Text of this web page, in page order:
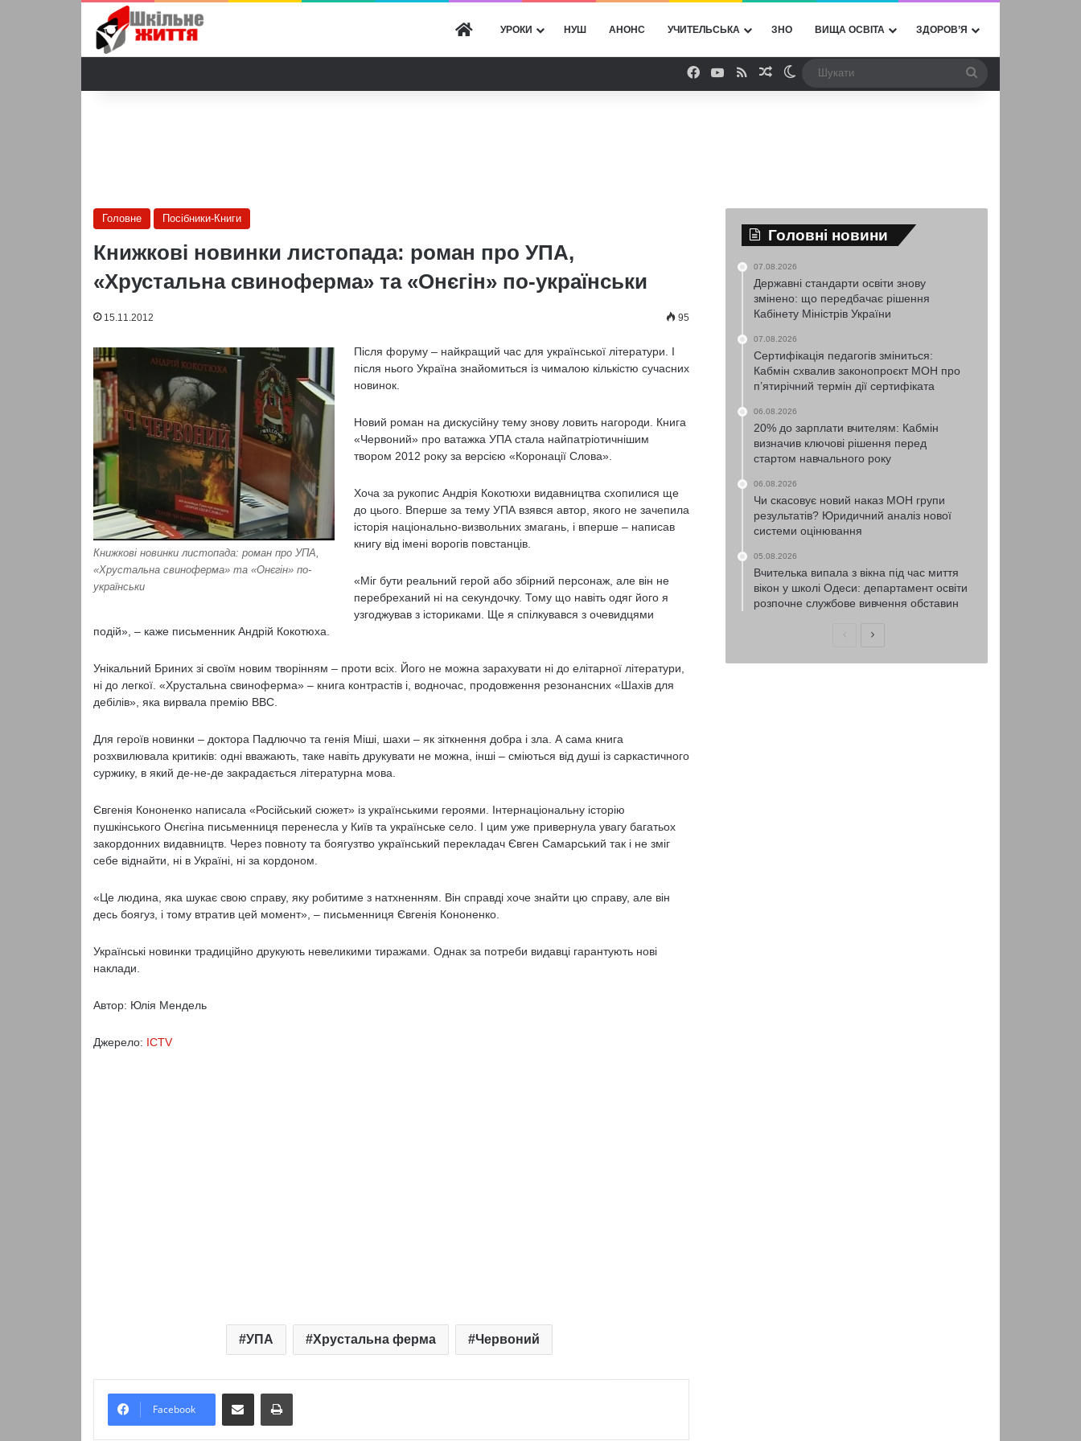
ГОЛОВНА
УРОКИ НУШ АНОНС УЧИТЕЛЬСЬКА ЗНО ВИЩА ОСВІТА ЗДОРОВ’Я
Facebook
YouTube
RSSВипадкова стаття
Switch skin
Головне Посібники-Книги
Книжкові новинки листопада: роман про УПА,
«Хрустальна свиноферма» та «Онєгін» по-українськи
15.11.2012 95
Книжкові новинки листопада: роман про УПА,
«Хрустальна свиноферма» та «Онєгін» по-
українськи
Після форуму – найкращий час для української літератури. І
після нього Україна знайомиться із чималою кількістю сучасних
новинок.
Новий роман на дискусійну тему знову ловить нагороди. Книга
«Червоний» про ватажка УПА стала найпатріотичнішим
твором 2012 року за версією «Коронації Слова».
Хоча за рукопис Андрія Кокотюхи видавництва схопилися ще
до цього. Вперше за тему УПА взявся автор, якого не зачепила
історія національно-визвольних змагань, і вперше – написав
книгу від імені ворогів повстанців.
«Міг бути реальний герой або збірний персонаж, але він не
перебреханий ні на секундочку. Тому що навіть одяг його я
узгоджував з істориками. Ще я спілкувався з очевидцями
подій», – каже письменник Андрій Кокотюха.
Унікальний Бриних зі своїм новим творінням – проти всіх. Його не можна зарахувати ні до елітарної літератури,
ні до легкої. «Хрустальна свиноферма» – книга контрастів і, водночас, продовження резонансних «Шахів для
дебілів», яка вирвала премію ВВС.
Для героїв новинки – доктора Падлюччо та генія Міші, шахи – як зіткнення добра і зла. А сама книга
розхвилювала критиків: одні вважають, таке навіть друкувати не можна, інші – сміються від душі із саркастичного
суржику, в який де-не-де закрадається літературна мова.
Євгенія Кононенко написала «Російський сюжет» із українськими героями. Інтернаціональну історію
пушкінського Онєгіна письменниця перенесла у Київ та українське село. І цим уже привернула увагу багатьох
закордонних видавництв. Через повноту та боягузтво український перекладач Євген Самарський так і не зміг
себе віднайти, ні в Україні, ні за кордоном.
«Це людина, яка шукає свою справу, яку робитиме з натхненням. Він справді хоче знайти цю справу, але він
десь боягуз, і тому втратив цей момент», – письменниця Євгенія Кононенко.
Українські новинки традиційно друкують невеликими тиражами. Однак за потреби видавці гарантують нові
наклади.
Автор: Юлія Мендель
Джерело: ICTV
УПА Хрустальна ферма Червоний
Facebook
Надіслати електронною поштоюНадрукувати
Головні новини
07.08.2026
Державні стандарти освіти знову
змінено: що передбачає рішення
Кабінету Міністрів України
07.08.2026
Сертифікація педагогів зміниться:
Кабмін схвалив законопроєкт МОН про
п’ятирічний термін дії сертифіката
06.08.2026
20% до зарплати вчителям: Кабмін
визначив ключові рішення перед
стартом навчального року
06.08.2026
Чи скасовує новий наказ МОН групи
результатів? Юридичний аналіз нової
системи оцінювання
05.08.2026
Вчителька випала з вікна під час миття
вікон у школі Одеси: департамент освіти
розпочне службове вивчення обставин
ПопередняНаступна